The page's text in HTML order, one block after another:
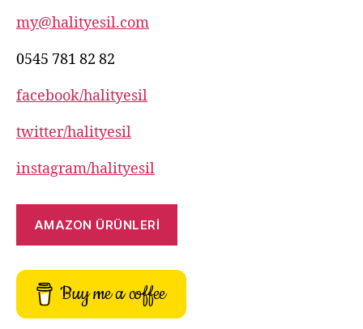
my@halityesil.com
0545 781 82 82
facebook/halityesil
twitter/halityesil
instagram/halityesil
AMAZON ÜRÜNLERİ
Buy me a coffee